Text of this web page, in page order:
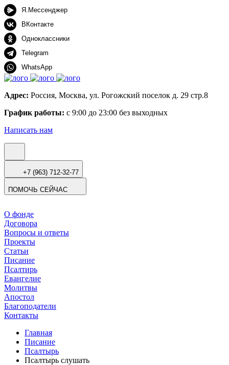
Я.Мессенджер
ВКонтакте
Одноклассники
Telegram
WhatsApp
Адрес: Россия, Москва, ул. Рогожский поселок д. 29 стр.8
График работы: с 9:00 до 23:00 без выходных
Написать нам
+7 (963) 712-32-77
ПОМОЧЬ СЕЙЧАС
О фонде
Договора
Вопросы и ответы
Проекты
Статьи
Писание
Псалтирь
Евангелие
Молитвы
Апостол
Благоподатели
Контакты
Главная
Писание
Псалтырь
Псалтырь слушать